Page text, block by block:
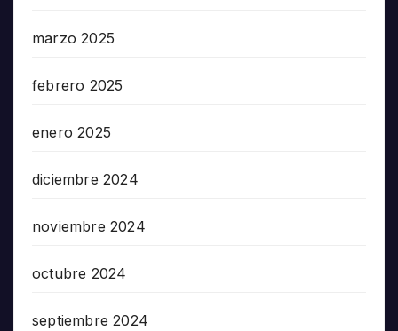
marzo 2025
febrero 2025
enero 2025
diciembre 2024
noviembre 2024
octubre 2024
septiembre 2024